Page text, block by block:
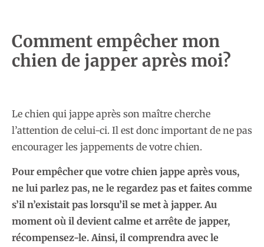
Comment empêcher mon
chien de japper après moi?
Le chien qui jappe après son maître cherche
l’attention de celui-ci. Il est donc important de ne pas
encourager les jappements de votre chien.
Pour empêcher que votre chien jappe après vous,
ne lui parlez pas, ne le regardez pas et faites comme
s’il n’existait pas lorsqu’il se met à japper. Au
moment où il devient calme et arrête de japper,
récompensez-le. Ainsi, il comprendra avec le